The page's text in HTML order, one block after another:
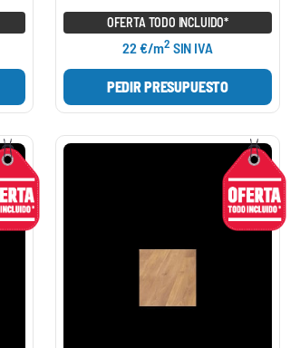
OFERTA TODO INCLUIDO*
22 €/m2 SIN IVA
PEDIR PRESUPUESTO